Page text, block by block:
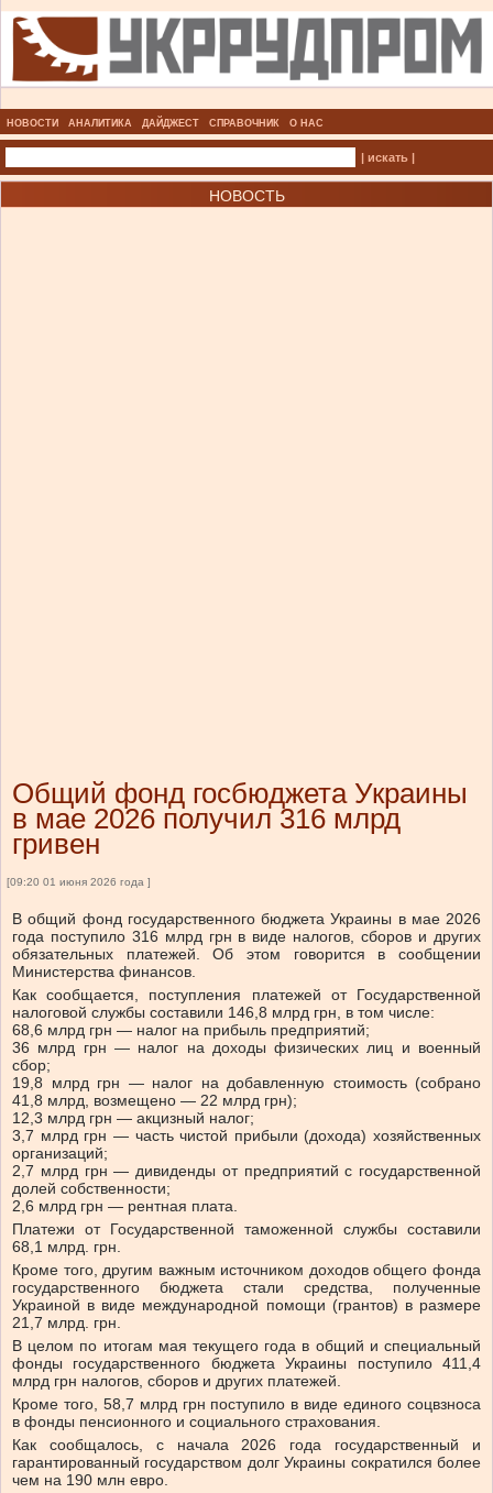
НОВОСТИ АНАЛИТИКА ДАЙДЖЕСТ СПРАВОЧНИК О НАС
| искать |
НОВОСТЬ
Общий фонд госбюджета Украины
в мае 2026 получил 316 млрд
гривен
[09:20 01 июня 2026 года ]
В общий фонд государственного бюджета Украины в мае 2026
года поступило 316 млрд грн в виде налогов, сборов и других
обязательных платежей. Об этом говорится в сообщении
Министерства финансов.
Как сообщается, поступления платежей от Государственной
налоговой службы составили 146,8 млрд грн, в том числе:
68,6 млрд грн — налог на прибыль предприятий;
36 млрд грн — налог на доходы физических лиц и военный
сбор;
19,8 млрд грн — налог на добавленную стоимость (собрано
41,8 млрд, возмещено — 22 млрд грн);
12,3 млрд грн — акцизный налог;
3,7 млрд грн — часть чистой прибыли (дохода) хозяйственных
организаций;
2,7 млрд грн — дивиденды от предприятий с государственной
долей собственности;
2,6 млрд грн — рентная плата.
Платежи от Государственной таможенной службы составили
68,1 млрд. грн.
Кроме того, другим важным источником доходов общего фонда
государственного бюджета стали средства, полученные
Украиной в виде международной помощи (грантов) в размере
21,7 млрд. грн.
В целом по итогам мая текущего года в общий и специальный
фонды государственного бюджета Украины поступило 411,4
млрд грн налогов, сборов и других платежей.
Кроме того, 58,7 млрд грн поступило в виде единого соцвзноса
в фонды пенсионного и социального страхования.
Как сообщалось, с начала 2026 года государственный и
гарантированный государством долг Украины сократился более
чем на 190 млн евро.